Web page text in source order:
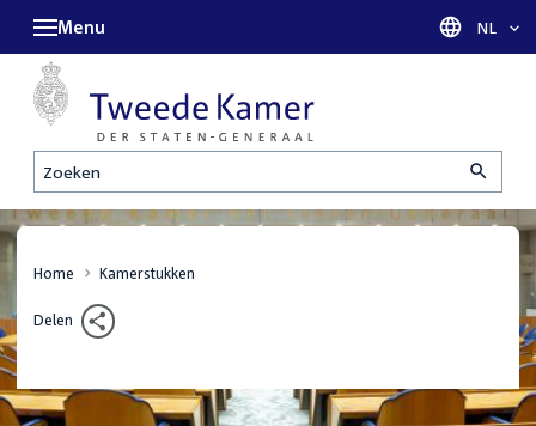
Zoeken
Menu Taal
NL
Home Kamerstukken
Delen